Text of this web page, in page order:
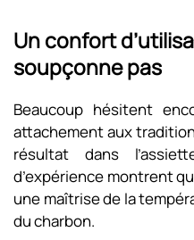
Un confort
soupçonne pas
Beaucoup hésitent
attachement aux
résultat dans
d’expérience montrent
une maîtrise de la
du charbon.